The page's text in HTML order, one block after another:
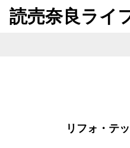
Skip to content
読売奈良ライ
リフォ・テ